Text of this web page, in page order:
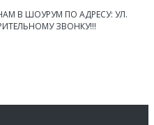
В ШОУРУМ ПО АДРЕСУ: УЛ.
ЗВОНКУ!!!